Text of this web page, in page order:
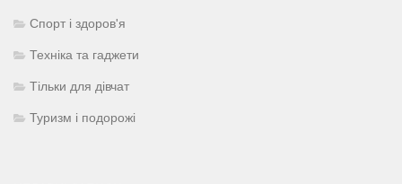
Спорт і здоров'я
Техніка та гаджети
Тільки для дівчат
Туризм і подорожі